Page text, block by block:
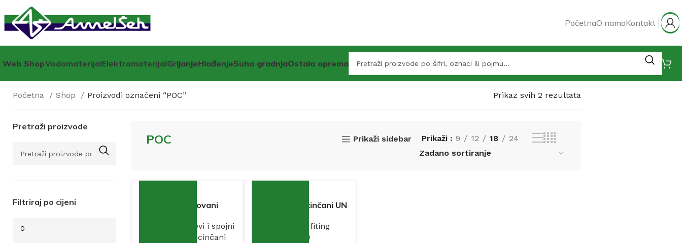
PočetnaO namaKontakt
Web ShopVodomaterijalElektromaterijalGrijanjeHlađenjeSuha gradnjaOstala oprema
Početna Shop Proizvodi označeni “POC” Prikaz svih 2 rezultata
Pretraži proizvode
Filtriraj po cijeni
POC Prikaži sidebar Prikaži 9 12 18 24
Nipl redukovani
Vodovodne cijevi i spojni
Pocinčani
Prefarikat pocinčani UN
Pocinčani fiting
GEBO